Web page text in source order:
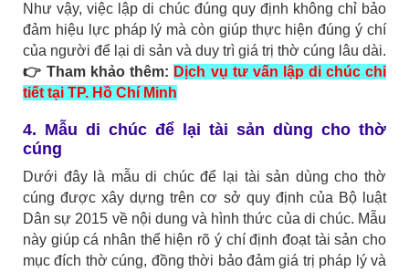
Như vậy, việc lập di chúc đúng quy định không chỉ bảo
đảm hiệu lực pháp lý mà còn giúp thực hiện đúng ý chí
của người để lại di sản và duy trì giá trị thờ cúng lâu dài.
👉 Tham khảo thêm: Dịch vụ tư vấn lập di chúc chi
tiết tại TP. Hồ Chí Minh
4. Mẫu di chúc để lại tài sản dùng cho thờ
cúng
Dưới đây là mẫu di chúc để lại tài sản dùng cho thờ
cúng được xây dựng trên cơ sở quy định của Bộ luật
Dân sự 2015 về nội dung và hình thức của di chúc. Mẫu
này giúp cá nhân thể hiện rõ ý chí định đoạt tài sản cho
mục đích thờ cúng, đồng thời bảo đảm giá trị pháp lý và